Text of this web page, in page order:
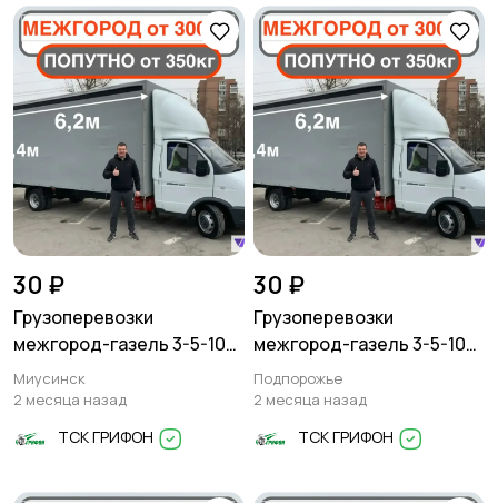
30 ₽
Грузоперевозки
межгород-газель 3-5-10
тонн
Миусинск
2 месяца назад
ТСК ГРИФОН
30 ₽
Грузоперевозки
межгород-газель 3-5-10
тонн
Подпорожье
2 месяца назад
ТСК ГРИФОН